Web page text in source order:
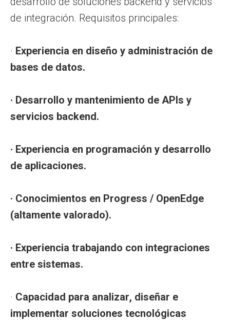
de integración. Requisitos principales:
· Experiencia en diseño y administración de
bases de datos.
· Desarrollo y mantenimiento de APIs y
servicios backend.
· Experiencia en programación y desarrollo
de aplicaciones.
· Conocimientos en Progress / OpenEdge
(altamente valorado).
· Experiencia trabajando con integraciones
entre sistemas.
· Capacidad para analizar, diseñar e
implementar soluciones tecnológicas